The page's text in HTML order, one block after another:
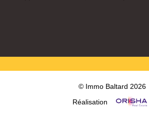
© Immo Baltard 2026
Réalisation